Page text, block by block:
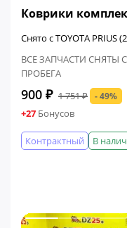
Коврики
Снято с TOYOTA PRIUS
ВСЕ ЗАПЧАСТИ СНЯТЫ
ПРОБЕГА
900 ₽ 1 751 ₽ - 49%
+27 Бонусов
В
Контрактный